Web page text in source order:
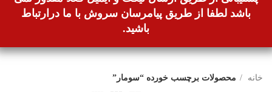
باشد لطفا از طریق پیامرسان سروش با ما درارتباط
باشید.
خانه محصولات برچسب خورده “سومار”